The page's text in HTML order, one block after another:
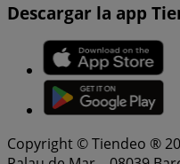
Descargar la app
Copyright © Tiendeo ®